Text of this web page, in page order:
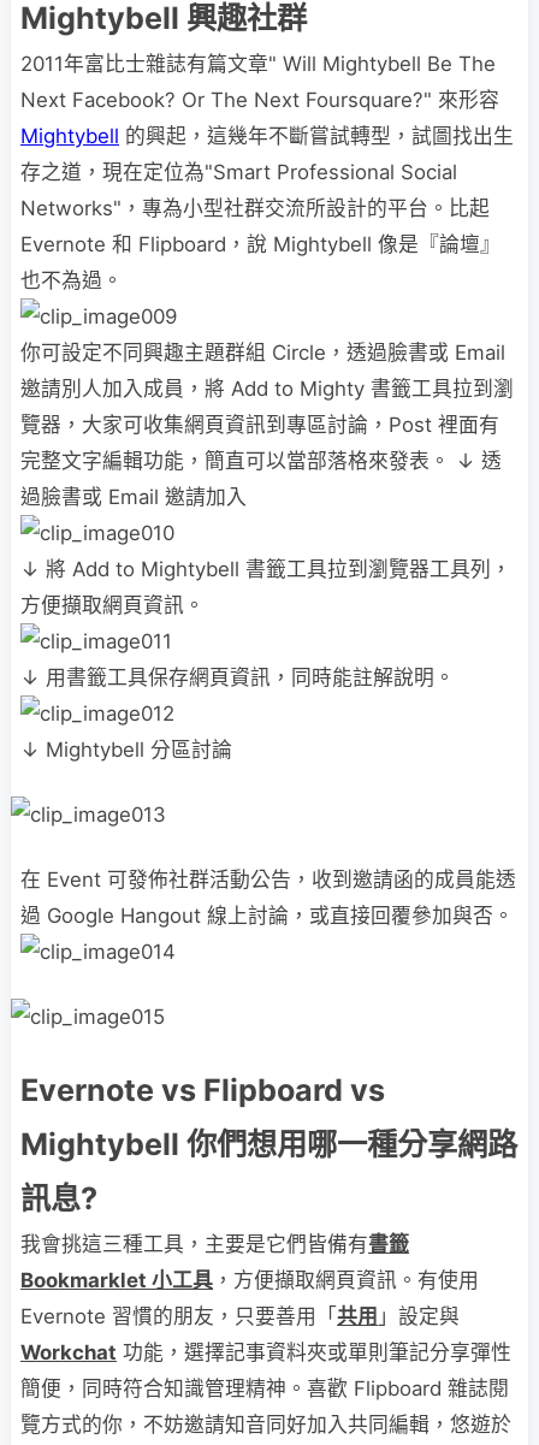
Mightybell 興趣社群
2011年富比士雜誌有篇文章" Will Mightybell Be The
Next Facebook? Or The Next Foursquare?" 來形容
Mightybell 的興起，這幾年不斷嘗試轉型，試圖找出生
存之道，現在定位為"Smart Professional Social
Networks"，專為小型社群交流所設計的平台。比起
Evernote 和 Flipboard，說 Mightybell 像是『論壇』
也不為過。
你可設定不同興趣主題群組 Circle，透過臉書或 Email
邀請別人加入成員，將 Add to Mighty 書籤工具拉到瀏
覽器，大家可收集網頁資訊到專區討論，Post 裡面有
完整文字編輯功能，簡直可以當部落格來發表。 ↓ 透
過臉書或 Email 邀請加入
↓ 將 Add to Mightybell 書籤工具拉到瀏覽器工具列，
方便擷取網頁資訊。
↓ 用書籤工具保存網頁資訊，同時能註解說明。
↓ Mightybell 分區討論
在 Event 可發佈社群活動公告，收到邀請函的成員能透
過 Google Hangout 線上討論，或直接回覆參加與否。
Evernote vs Flipboard vs
Mightybell 你們想用哪一種分享網路
訊息?
我會挑這三種工具，主要是它們皆備有書籤
Bookmarklet 小工具 ，方便擷取網頁資訊。有使用
Evernote 習慣的朋友，只要善用「 共用 」設定與
Workchat 功能，選擇記事資料夾或單則筆記分享彈性
簡便，同時符合知識管理精神。喜歡 Flipboard 雜誌閱
覽方式的你，不妨邀請知音同好加入共同編輯，悠遊於